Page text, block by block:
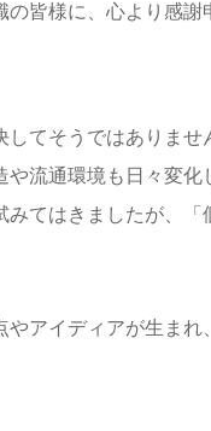
皆様に、心より感謝
てそうではありませ
流通環境も日々変化
てはきましたが、
アイディアが生ま